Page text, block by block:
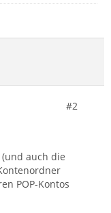
#2
auch die
POP-Kontos